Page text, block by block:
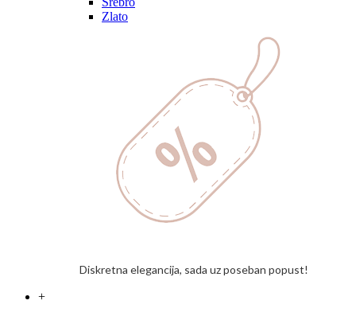
Zlato
Diskretna elegancija, sada uz poseban popust!
+